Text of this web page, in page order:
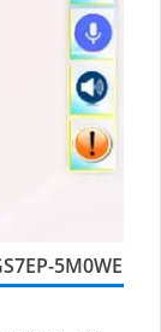
5M0WE